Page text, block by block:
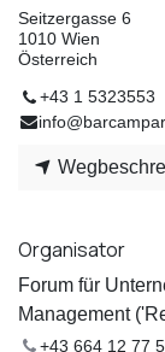
Seitzergasse 6
1010 Wien
Österreich
+43 1 5323553
Organisator
Forum für
Management
+43 664 12 77